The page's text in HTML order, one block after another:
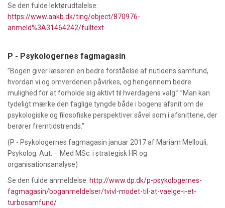
Se den fulde lektørudtalelse:
https://www.aakb.dk/ting/object/870976-
anmeld%3A31464242/fulltext
P - Psykologernes fagmagasin
”Bogen giver læseren en bedre forståelse af nutidens samfund,
hvordan vi og omverdenen påvirkes, og herigennem bedre
mulighed for at forholde sig aktivt til hverdagens valg.” ”Man kan
tydeligt mærke den faglige tyngde både i bogens afsnit om de
psykologiske og filosofiske perspektiver såvel som i afsnittene, der
berører fremtidstrends.”
(P - Psykologernes fagmagasin januar 2017 afMariam Mellouli,
Psykolog. Aut. – Med MSc. i strategisk HR og
organisationsanalyse)
Se den fulde anmeldelse: http://www.dp.dk/p-psykologernes-
fagmagasin/boganmeldelser/tvivl-modet-til-at-vaelge-i-et-
turbosamfund/